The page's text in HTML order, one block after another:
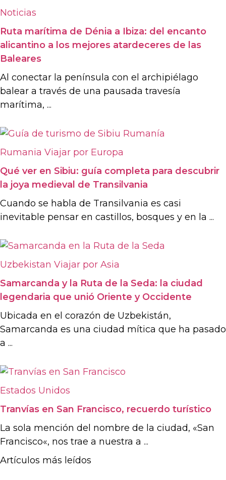
Noticias
Ruta marítima de Dénia a Ibiza: del encanto
alicantino a los mejores atardeceres de las
Baleares
Al conectar la península con el archipiélago
balear a través de una pausada travesía
marítima, ...
Rumania Viajar por Europa
Qué ver en Sibiu: guía completa para descubrir
la joya medieval de Transilvania
Cuando se habla de Transilvania es casi
inevitable pensar en castillos, bosques y en la ...
Uzbekistan Viajar por Asia
Samarcanda y la Ruta de la Seda: la ciudad
legendaria que unió Oriente y Occidente
Ubicada en el corazón de Uzbekistán,
Samarcanda es una ciudad mítica que ha pasado
a ...
Estados Unidos
Tranvías en San Francisco, recuerdo turístico
La sola mención del nombre de la ciudad, «San
Francisco«, nos trae a nuestra a ...
Artículos más leídos